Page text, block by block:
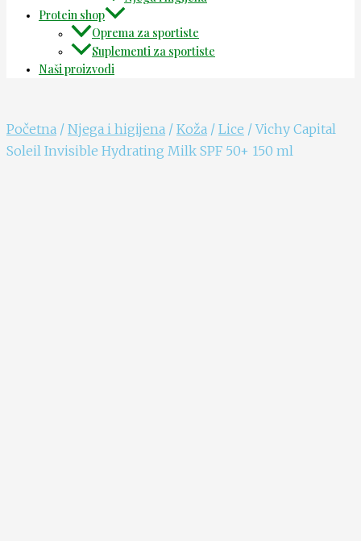
Protein shop
Oprema za sportiste
Suplementi za sportiste
Naši proizvodi
Početna / Njega i higijena / Koža / Lice / Vichy Capital
Soleil Invisible Hydrating Milk SPF 50+ 150 ml